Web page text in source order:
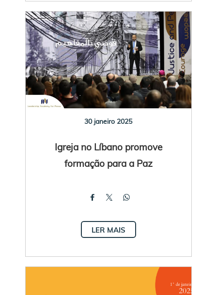
30 janeiro 2025
Igreja no Líbano promove
formação para a Paz
LER MAIS